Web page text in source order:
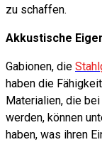
zu schaffen.
Akkustische
Gabionen, die
haben die
Materialien, die
werden, können
haben, was ihren